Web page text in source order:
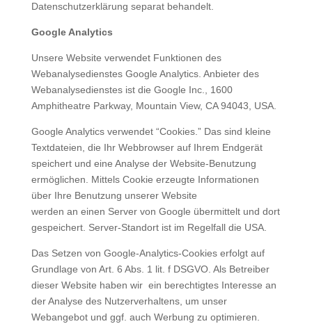
Datenschutzerklärung separat behandelt.
Google Analytics
Unsere Website verwendet Funktionen des
Webanalysedienstes Google Analytics. Anbieter des
Webanalysedienstes ist die Google Inc., 1600
Amphitheatre Parkway, Mountain View, CA 94043, USA.
Google Analytics verwendet “Cookies.” Das sind kleine
Textdateien, die Ihr Webbrowser auf Ihrem Endgerät
speichert und eine Analyse der Website-Benutzung
ermöglichen. Mittels Cookie erzeugte Informationen
über Ihre Benutzung unserer Website
werden an einen Server von Google übermittelt und dort
gespeichert. Server-Standort ist im Regelfall die USA.
Das Setzen von Google-Analytics-Cookies erfolgt auf
Grundlage von Art. 6 Abs. 1 lit. f DSGVO. Als Betreiber
dieser Website haben wir ein berechtigtes Interesse an
der Analyse des Nutzerverhaltens, um unser
Webangebot und ggf. auch Werbung zu optimieren.